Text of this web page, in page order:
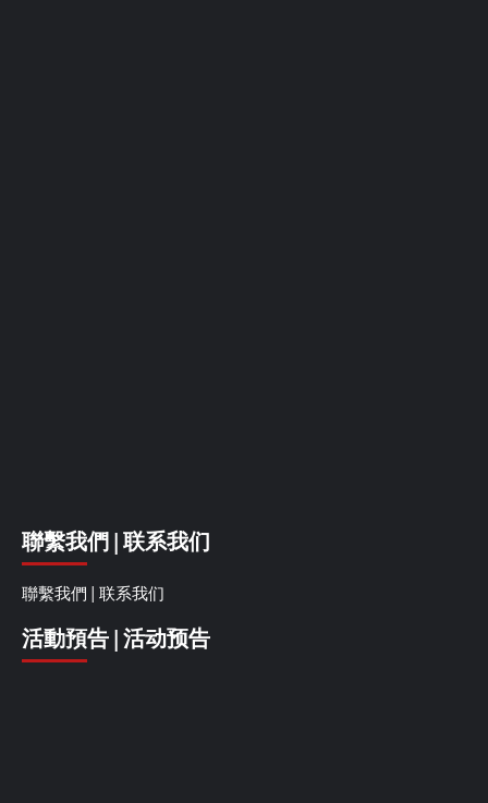
聯繫我們 | 联系我们
聯繫我們 | 联系我们
活動預告 | 活动预告